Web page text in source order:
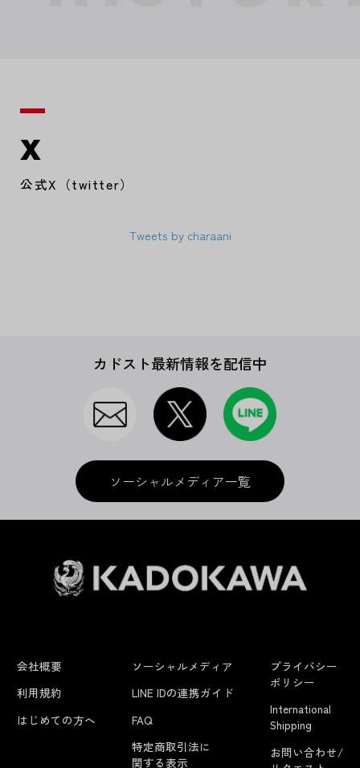
X
公式X（twitter）
Tweets by charaani
カドスト最新情報を配信中
ソーシャルメディア一覧
会社概要
利用規約
はじめての方へ
ソーシャルメディア
LINE IDの連携ガイド
FAQ
特定商取引法に
関する表示
プライバシー
ポリシー
International
Shipping
お問い合わせ/